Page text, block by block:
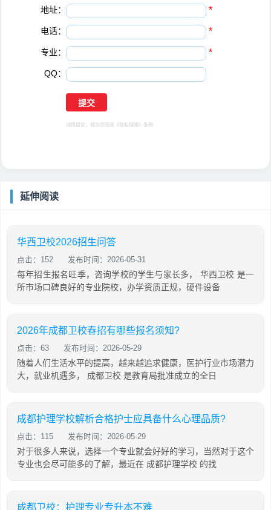
地址： *
电话： *
专业： *
QQ：
选择提交，视为您同意 《隐私保障》 条例
延伸阅读
华西卫校2026招生问答
点击：152 发布时间：2026-05-31
每年招生报名旺季，咨询学校的学生与家长多， 华西卫校 是一
所市场口碑良好的专业院校，办学资质正规，硬件设备
2026年成都卫校春招有哪些报名须知?
点击：63 发布时间：2026-05-29
随着人们生活水平的提高，越来越追求健康，医护行业市场潜力
大，就业机遇多， 成都卫校 是教育局批准成立的全日
成都护理学校解析合格护士应具备什么心理品质?
点击：115 发布时间：2026-05-29
对于很多人来说，选择一个专业就会好好的学习，当然对于这个
专业也会尽可能多的了解，最近在 成都护理学校 的找
成都卫校：护理专业专升本不难